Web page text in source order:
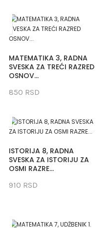
MATEMATIKA 3, RADNA
SVESKA ZA TREĆI RAZRED
OSNOV...
850 RSD
ISTORIJA 8, RADNA
SVESKA ZA ISTORIJU ZA
OSMI RAZRE...
910 RSD